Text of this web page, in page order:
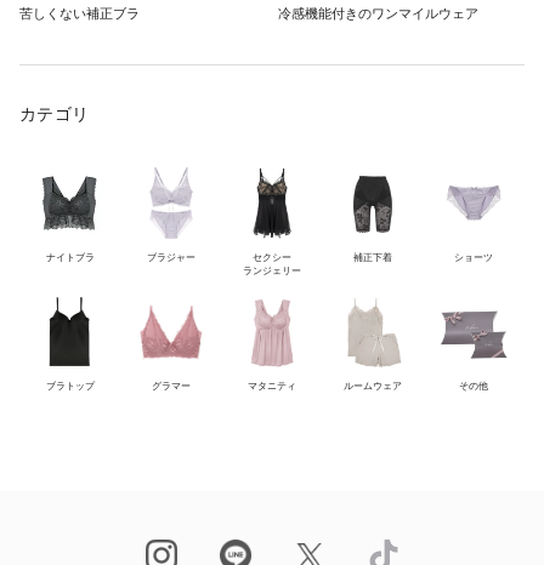
苦しくない補正ブラ 冷感機能付きのワンマイルウェア
カテゴリ
ナイトブラ ブラジャー
セクシー
ランジェリー
補正下着 ショーツ
ブラトップ グラマー マタニティ ルームウェア その他